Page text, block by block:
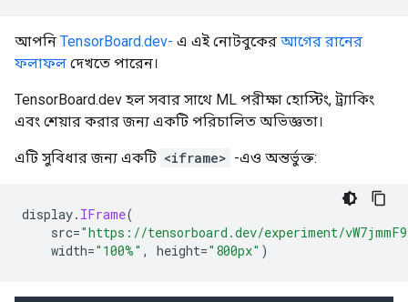
আপনি TensorBoard.dev- এ এই নোটবুকের আগের রানের
ফলাফল দেখতে পারেন।
TensorBoard.dev হল সবার সাথে ML পরীক্ষা হোস্টিং, ট্র্যাকিং
এবং শেয়ার করার জন্য একটি পরিচালিত অভিজ্ঞতা।
এটি সুবিধার জন্য একটি <iframe> -এও অন্তর্ভুক্ত:
display. IFrame(
src="https://tensorboard.dev/experiment/
width="100%" , height="800px" )